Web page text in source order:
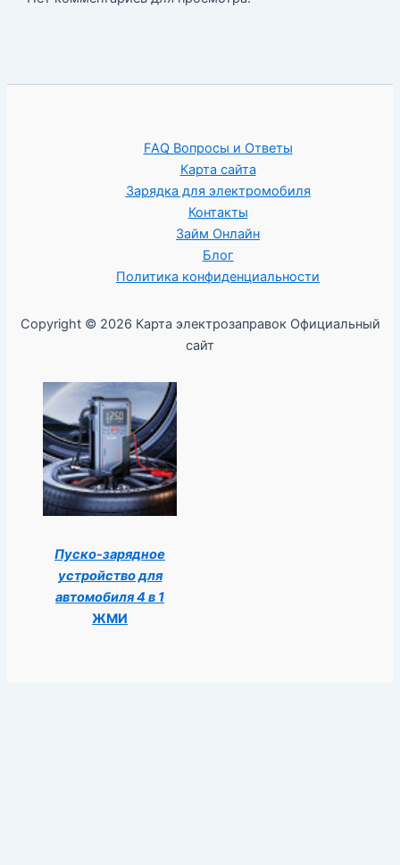
FAQ Вопросы и Ответы
Карта сайта
Зарядка для электромобиля
Контакты
Займ Онлайн
Блог
Политика конфиденциальности
Copyright © 2026 Карта электрозаправок Официальный
сайт
Пуско-зарядное
устройство для
автомобиля 4 в 1
ЖМИ